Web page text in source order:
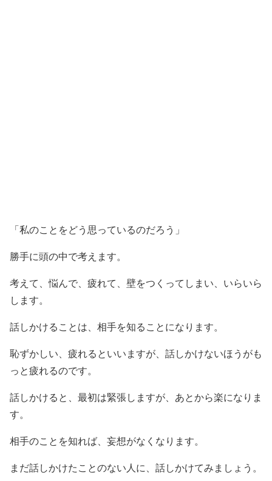
「私のことをどう思っているのだろう」
勝手に頭の中で考えます。
考えて、悩んで、疲れて、壁をつくってしまい、いらいら
します。
話しかけることは、相手を知ることになります。
恥ずかしい、疲れるといいますが、話しかけないほうがも
っと疲れるのです。
話しかけると、最初は緊張しますが、あとから楽になりま
す。
相手のことを知れば、妄想がなくなります。
まだ話しかけたことのない人に、話しかけてみましょう。